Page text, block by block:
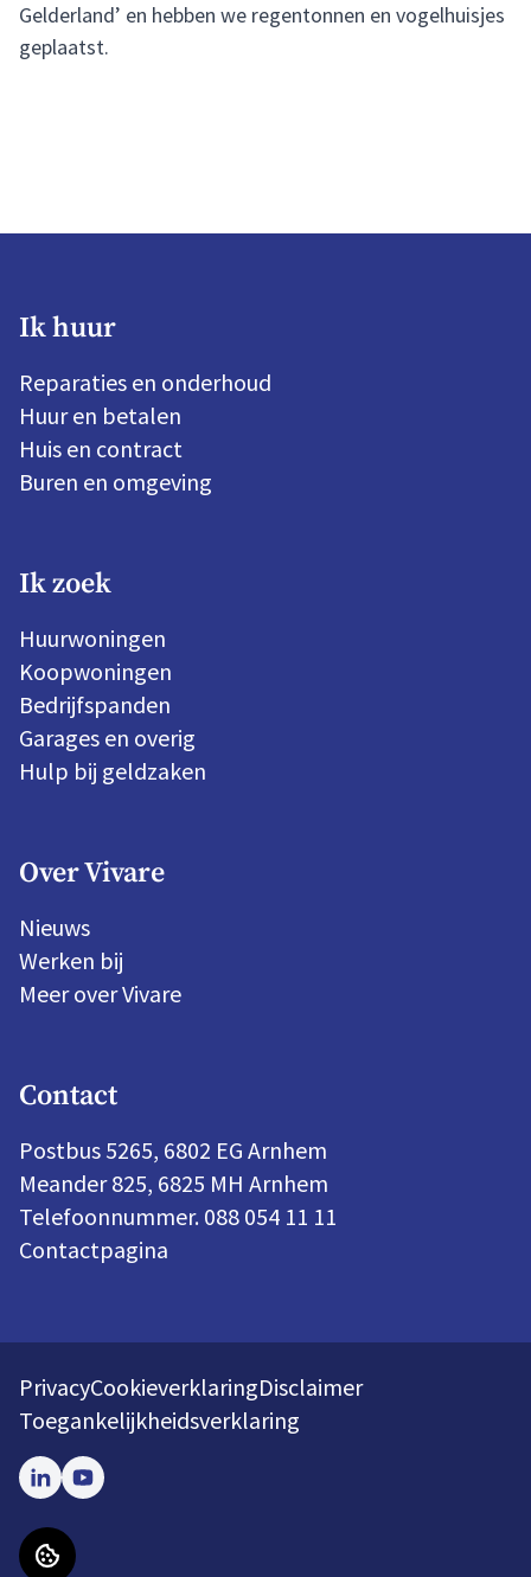
Gelderland’ en hebben we regentonnen en vogelhuisjes
geplaatst.
Ik huur
Reparaties en onderhoud
Huur en betalen
Huis en contract
Buren en omgeving
Ik zoek
Huurwoningen
Koopwoningen
Bedrijfspanden
Garages en overig
Hulp bij geldzaken
Over Vivare
Nieuws
Werken bij
Meer over Vivare
Contact
Postbus 5265, 6802 EG Arnhem
Meander 825, 6825 MH Arnhem
Telefoonnummer. 088 054 11 11
Contactpagina
PrivacyCookieverklaringDisclaimer
Toegankelijkheidsverklaring
LinkedInYoutube